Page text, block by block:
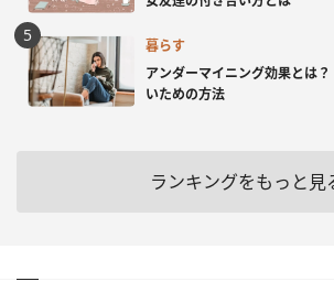
暮らす
アンダーマイニング効果とは
いための方法
ランキングをもっと見